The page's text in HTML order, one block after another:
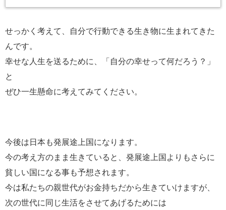
せっかく考えて、自分で行動できる生き物に生まれてきた
んです。
幸せな人生を送るために、「自分の幸せって何だろう？」
と
ぜひ一生懸命に考えてみてください。
今後は日本も発展途上国になります。
今の考え方のまま生きていると、発展途上国よりもさらに
貧しい国になる事も予想されます。
今は私たちの親世代がお金持ちだから生きていけますが、
次の世代に同じ生活をさせてあげるためには